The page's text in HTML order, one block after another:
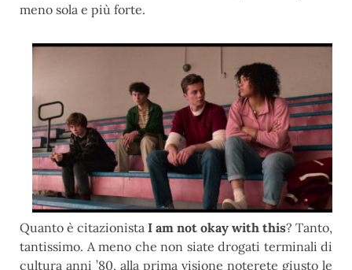
meno sola e più forte.
Quanto è citazionista I am not okay with this? Tanto,
tantissimo. A meno che non siate drogati terminali di
cultura anni ’80, alla prima visione noterete giusto le